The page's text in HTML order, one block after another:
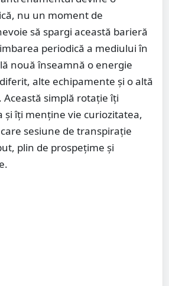
nu un moment de
să spargi această barieră
periodică a mediului în
nouă înseamnă o energie
alte echipamente și o altă
Această simplă rotație îți
și îți menține vie curiozitatea,
sesiune de transpirație
plin de prospețime și